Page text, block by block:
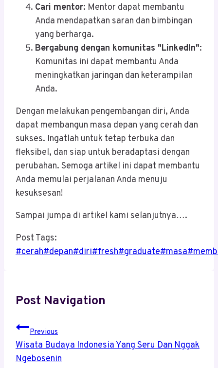
Cari mentor: Mentor dapat membantu
Anda mendapatkan saran dan bimbingan
yang berharga.
Bergabung dengan komunitas "LinkedIn":
Komunitas ini dapat membantu Anda
meningkatkan jaringan dan keterampilan
Anda.
Dengan melakukan pengembangan diri, Anda
dapat membangun masa depan yang cerah dan
sukses. Ingatlah untuk tetap terbuka dan
fleksibel, dan siap untuk beradaptasi dengan
perubahan. Semoga artikel ini dapat membantu
Anda memulai perjalanan Anda menuju
kesuksesan!
Sampai jumpa di artikel kami selanjutnya….
Post Tags:
#cerah#depan#diri#fresh#graduate#masa#
Post Navigation
Previous
Wisata Budaya Indonesia Yang Seru Dan Nggak
Ngebosenin